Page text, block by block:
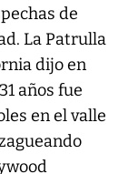
de
La Patrulla
dijo en
años fue
en el valle